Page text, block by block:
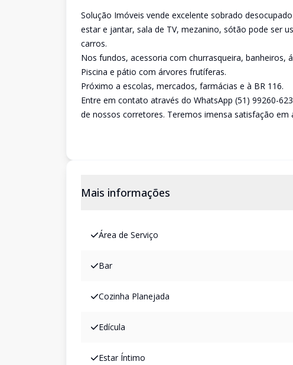
Solução Imóveis vende excelente sobrado
estar e jantar, sala de TV, mezanino, sótão pode ser
carros.
Nos fundos, acessoria com churrasqueira, banheiros,
Piscina e pátio com árvores frutíferas.
Próximo a escolas, mercados, farmácias e à BR 116.
Entre em contato através do WhatsApp (51) 99260-
de nossos corretores. Teremos imensa satisfação em
Mais informações
Área de Serviço
Bar
Cozinha Planejada
Edícula
Estar Íntimo